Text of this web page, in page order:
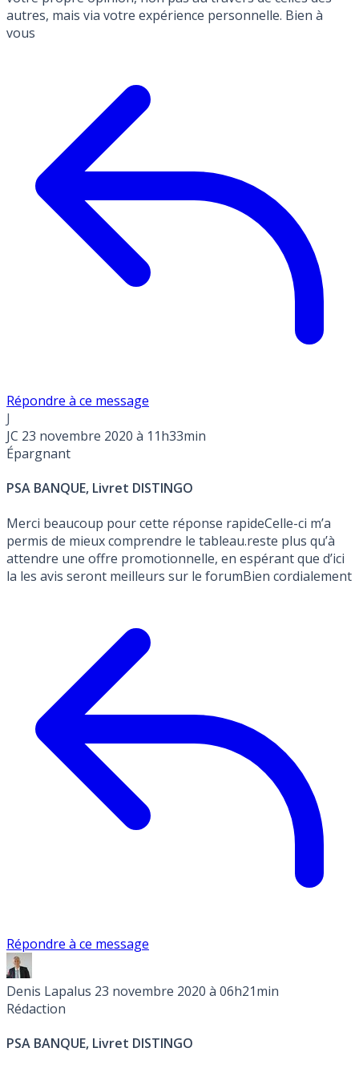
autres, mais via votre expérience personnelle. Bien à
vous
Répondre à ce message
J
JC 23 novembre 2020 à 11h33min
Épargnant
PSA BANQUE, Livret DISTINGO
Merci beaucoup pour cette réponse rapideCelle-ci m’a
permis de mieux comprendre le tableau.reste plus qu’à
attendre une offre promotionnelle, en espérant que d’ici
la les avis seront meilleurs sur le forumBien cordialement
Répondre à ce message
Denis Lapalus 23 novembre 2020 à 06h21min
Rédaction
PSA BANQUE, Livret DISTINGO